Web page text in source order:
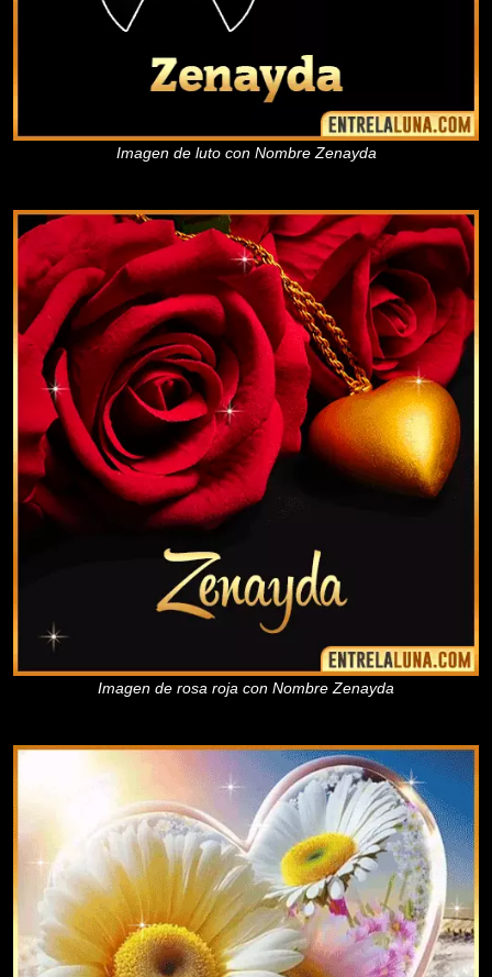
Imagen de luto con Nombre Zenayda
Imagen de rosa roja con Nombre Zenayda